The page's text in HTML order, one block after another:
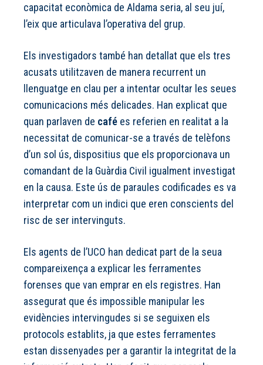
capacitat econòmica de Aldama seria, al seu juí,
l’eix que articulava l’operativa del grup.
Els investigadors també han detallat que els tres
acusats utilitzaven de manera recurrent un
llenguatge en clau per a intentar ocultar les seues
comunicacions més delicades. Han explicat que
quan parlaven de café es referien en realitat a la
necessitat de comunicar-se a través de telèfons
d’un sol ús, dispositius que els proporcionava un
comandant de la Guàrdia Civil igualment investigat
en la causa. Este ús de paraules codificades es va
interpretar com un indici que eren conscients del
risc de ser intervinguts.
Els agents de l’UCO han dedicat part de la seua
compareixença a explicar les ferramentes
forenses que van emprar en els registres. Han
assegurat que és impossible manipular les
evidències intervingudes si se seguixen els
protocols establits, ja que estes ferramentes
estan dissenyades per a garantir la integritat de la